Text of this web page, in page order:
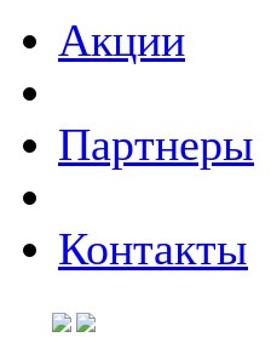
Акции
Партнеры
Контакты